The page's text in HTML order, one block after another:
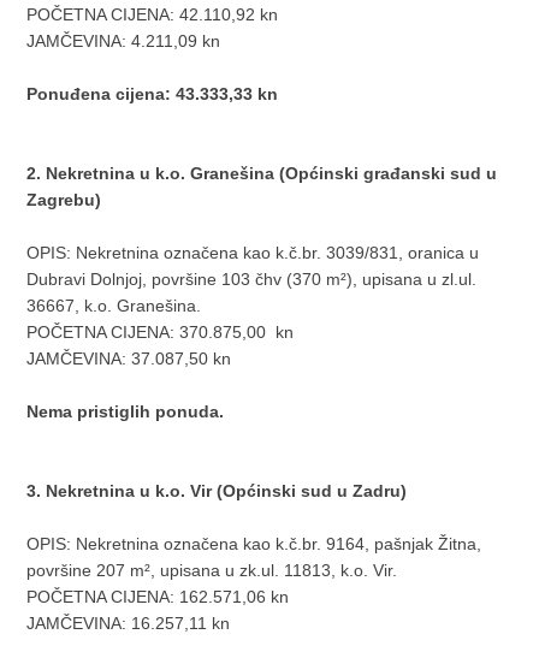
POČETNA CIJENA: 42.110,92 kn
JAMČEVINA: 4.211,09 kn
Ponuđena cijena: 43.333,33 kn
2. Nekretnina u k.o. Granešina (Općinski građanski sud u
Zagrebu)
OPIS: Nekretnina označena kao k.č.br. 3039/831, oranica u
Dubravi Dolnjoj, površine 103 čhv (370 m²), upisana u zl.ul.
36667, k.o. Granešina.
POČETNA CIJENA: 370.875,00 kn
JAMČEVINA: 37.087,50 kn
Nema pristiglih ponuda.
3. Nekretnina u k.o. Vir (Općinski sud u Zadru)
OPIS: Nekretnina označena kao k.č.br. 9164, pašnjak Žitna,
površine 207 m², upisana u zk.ul. 11813, k.o. Vir.
POČETNA CIJENA: 162.571,06 kn
JAMČEVINA: 16.257,11 kn